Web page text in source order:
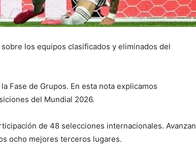
los equipos clasificados y eliminados del
Fase de Grupos. En esta nota explicamos
del Mundial 2026.
de 48 selecciones internacionales. Avanzan
ocho mejores terceros lugares.